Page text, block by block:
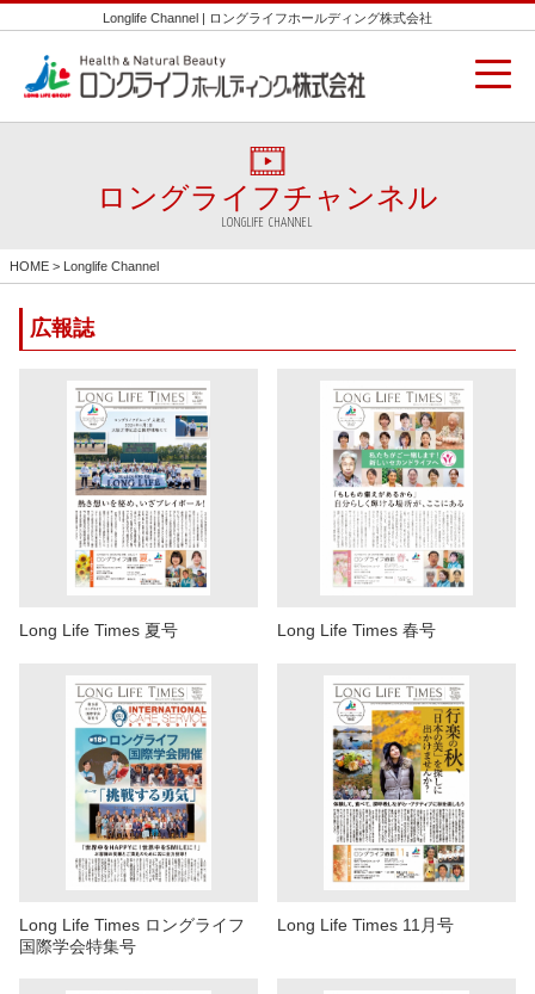
Longlife Channel | ロングライフホールディング株式会社
ロングライフチャンネル
LONGLIFE CHANNEL
HOME > Longlife Channel
広報誌
Long Life Times 夏号 Long Life Times 春号
Long Life Times ロングライフ
国際学会特集号
Long Life Times 11月号